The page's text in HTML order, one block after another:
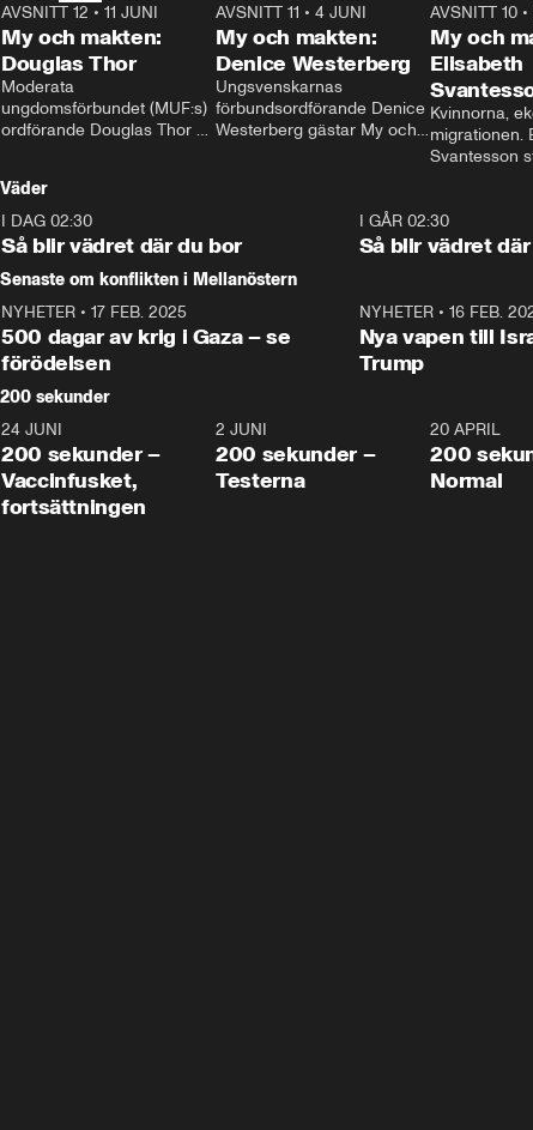
26:27
AVSNITT 12 • 11 JUNI
My och makten:
Douglas Thor
Moderata
ungdomsförbundet (MUF:s)
ordförande Douglas Thor
tonårsutvisningarna och hur
Moderaterna ska locka
väljare till valet i höst.
23:40
AVSNITT 11 •4 JUNI
My och makten:
Denice Westerberg
Ungsvenskarnas
förbundsordförande Denice
Westerberg gästar My och
AVSNITT 10 •
My och
Elisabeth
Kvinnorna,
migrationen.
Svantesson
Väder
I DAG 02:30
Så blir vädret där du bor
I GÅR 02:30
Så blir vädret
Senaste om konflikten i Mellanöstern
NYHETER • 17 FEB. 2025
500 dagar av krig i Gaza – se
förödelsen
NYHETER• 16 FEB.
Nya vapen till
Trump
200 sekunder
5:00
24 JUNI
200 sekunder –
Vaccinfusket,
fortsättningen
4:23
2 JUNI
200 sekunder –
Testerna
20 APRIL
200
Normal